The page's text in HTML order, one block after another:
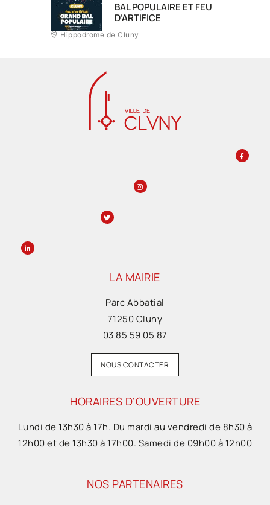
BAL POPULAIRE ET FEU
D’ARTIFICE
Hippodrome de Cluny
LA MAIRIE
Parc Abbatial
71250 Cluny
03 85 59 05 87
NOUS CONTACTER
HORAIRES D'OUVERTURE
Lundi de 13h30 à 17h. Du mardi au vendredi de 8h30 à
12h00 et de 13h30 à 17h00. Samedi de 09h00 à 12h00
NOS PARTENAIRES